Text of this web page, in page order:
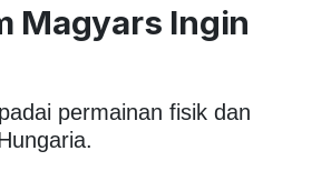
Magyars Ingin
permainan fisik dan